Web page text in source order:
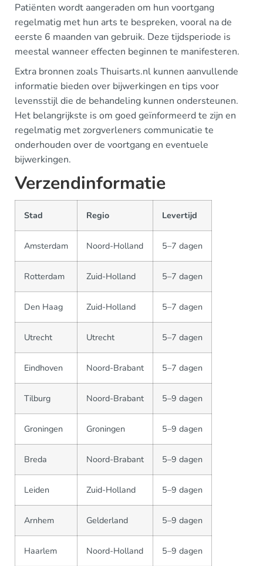
Patiënten wordt aangeraden om hun voortgang
regelmatig met hun arts te bespreken, vooral na de
eerste 6 maanden van gebruik. Deze tijdsperiode is
meestal wanneer effecten beginnen te manifesteren.
Extra bronnen zoals Thuisarts.nl kunnen aanvullende
informatie bieden over bijwerkingen en tips voor
levensstijl die de behandeling kunnen ondersteunen.
Het belangrijkste is om goed geïnformeerd te zijn en
regelmatig met zorgverleners communicatie te
onderhouden over de voortgang en eventuele
bijwerkingen.
Verzendinformatie
Stad Regio Levertijd
Amsterdam Noord-Holland 5–7 dagen
Rotterdam Zuid-Holland 5–7 dagen
Den Haag Zuid-Holland 5–7 dagen
Utrecht Utrecht 5–7 dagen
Eindhoven Noord-Brabant 5–7 dagen
Tilburg Noord-Brabant 5–9 dagen
Groningen Groningen 5–9 dagen
Breda Noord-Brabant 5–9 dagen
Leiden Zuid-Holland 5–9 dagen
Arnhem Gelderland 5–9 dagen
Haarlem Noord-Holland 5–9 dagen